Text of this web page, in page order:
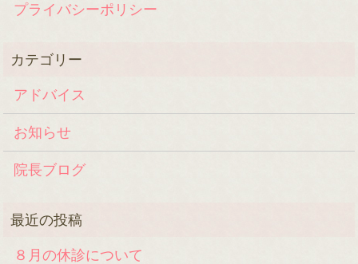
プライバシーポリシー
アドバイス
お知らせ
院長ブログ
８月の休診について